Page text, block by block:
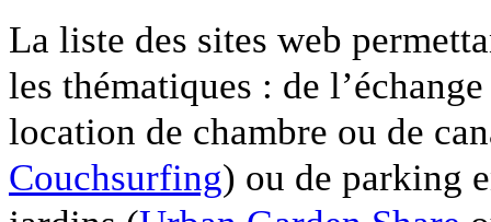
La liste des sites web
les thématiques : de
location de chambre ou de
Couchsurfing) ou de parking